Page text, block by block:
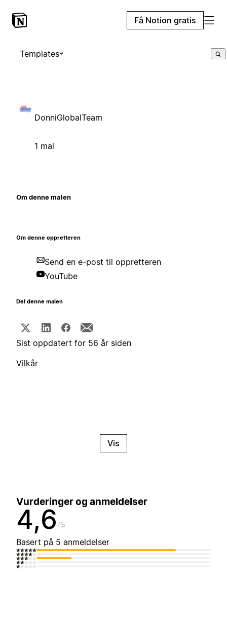
Få Notion gratis
Templates
DonniGlobalTeam
1 mal
Om denne malen
Om denne oppretteren
Send en e-post til oppretteren
YouTube
Del denne malen
Sist oppdatert for 56 år siden
Vilkår
Vis
Vurderinger og anmeldelser
4,6 5
Basert på 5 anmeldelser